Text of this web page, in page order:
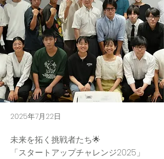
2025年7月22日
未来を拓く挑戦者たち🌟
「スタートアップチャレンジ2025」